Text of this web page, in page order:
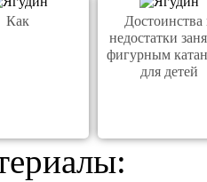
Как
Достоинства
недостатки
фигурным
для детей